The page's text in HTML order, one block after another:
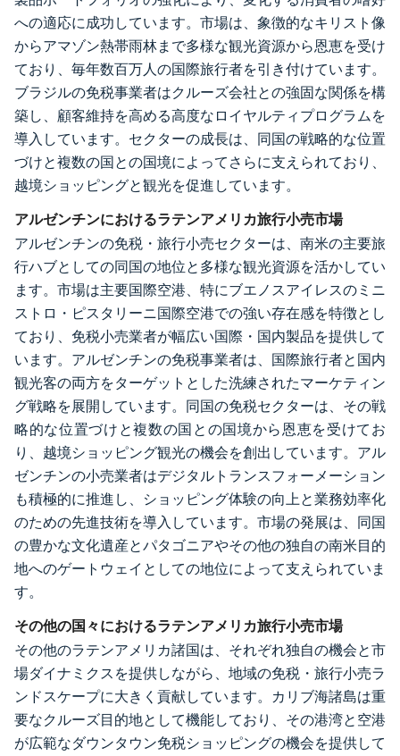
への適応に成功しています。市場は、象徴的なキリスト像
からアマゾン熱帯雨林まで多様な観光資源から恩恵を受け
ており、毎年数百万人の国際旅行者を引き付けています。
ブラジルの免税事業者はクルーズ会社との強固な関係を構
築し、顧客維持を高める高度なロイヤルティプログラムを
導入しています。セクターの成長は、同国の戦略的な位置
づけと複数の国との国境によってさらに支えられており、
越境ショッピングと観光を促進しています。
アルゼンチンにおけるラテンアメリカ旅行小売市場
アルゼンチンの免税・旅行小売セクターは、南米の主要旅
行ハブとしての同国の地位と多様な観光資源を活かしてい
ます。市場は主要国際空港、特にブエノスアイレスのミニ
ストロ・ピスタリーニ国際空港での強い存在感を特徴とし
ており、免税小売業者が幅広い国際・国内製品を提供して
います。アルゼンチンの免税事業者は、国際旅行者と国内
観光客の両方をターゲットとした洗練されたマーケティン
グ戦略を展開しています。同国の免税セクターは、その戦
略的な位置づけと複数の国との国境から恩恵を受けてお
り、越境ショッピング観光の機会を創出しています。アル
ゼンチンの小売業者はデジタルトランスフォーメーション
も積極的に推進し、ショッピング体験の向上と業務効率化
のための先進技術を導入しています。市場の発展は、同国
の豊かな文化遺産とパタゴニアやその他の独自の南米目的
地へのゲートウェイとしての地位によって支えられていま
す。
その他の国々におけるラテンアメリカ旅行小売市場
その他のラテンアメリカ諸国は、それぞれ独自の機会と市
場ダイナミクスを提供しながら、地域の免税・旅行小売ラ
ンドスケープに大きく貢献しています。カリブ海諸島は重
要なクルーズ目的地として機能しており、その港湾と空港
が広範なダウンタウン免税ショッピングの機会を提供して